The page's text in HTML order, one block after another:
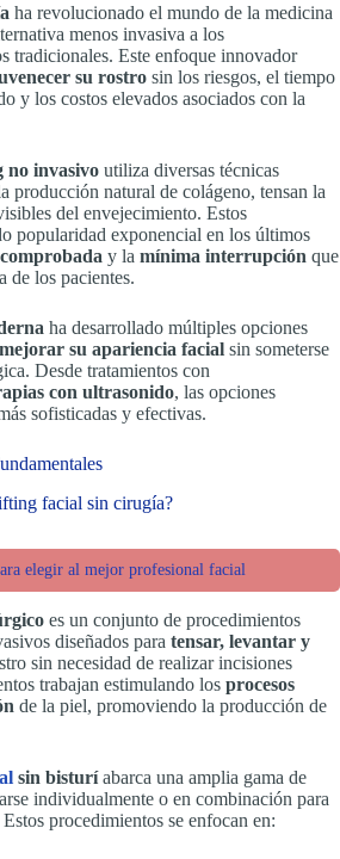
ha revolucionado el mundo de la medicina
menos invasiva a los
tradicionales. Este enfoque innovador
su rostro sin los riesgos, el tiempo
y los costos elevados asociados con la
no invasivo utiliza diversas técnicas
producción natural de colágeno, tensan la
del envejecimiento. Estos
popularidad exponencial en los últimos
y la mínima interrupción que
de los pacientes.
ha desarrollado múltiples opciones
mejorar su apariencia facial sin someterse
Desde tratamientos con
con ultrasonido, las opciones
sofisticadas y efectivas.
facial sin cirugía?
elegir al mejor profesional facial
es un conjunto de procedimientos
diseñados para tensar, levantar y
sin necesidad de realizar incisiones
trabajan estimulando los procesos
de la piel, promoviendo la producción de
sin bisturíabarca una amplia gama de
individualmente o en combinación para
procedimientos se enfocan en: